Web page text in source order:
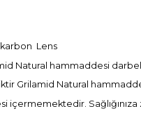
Lens
Natural hammaddesi
Grilamid Natural
içermemektedir.